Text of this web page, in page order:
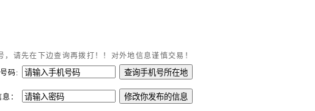
，请先在下边查询再拨打！！对外地信息谨慎交易！
码:
：